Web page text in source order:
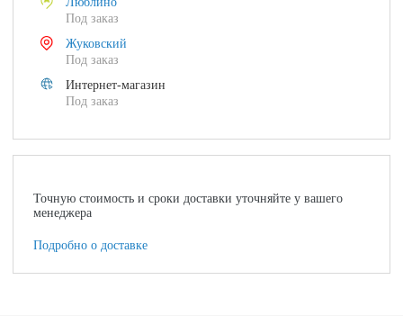
Под заказ
Жуковский
Под заказ
Интернет-магазин
Под заказ
Точную стоимость и сроки доставки уточняйте у вашего
менеджера
Подробно о доставке